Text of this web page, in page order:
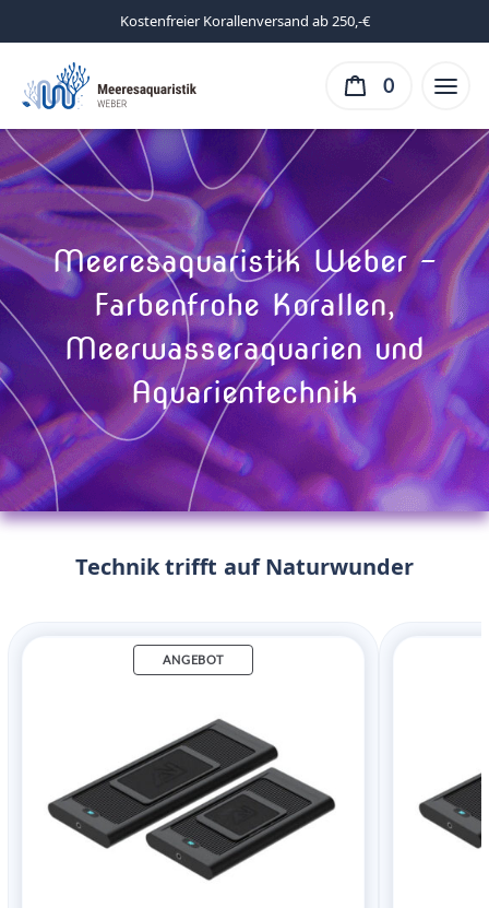
Kostenfreier Korallenversand ab 250,-€
0
Meeresaquaristik Weber –
Farbenfrohe Korallen,
Meerwasseraquarien und
Aquarientechnik
Technik trifft auf Naturwunder
ANGEBOT